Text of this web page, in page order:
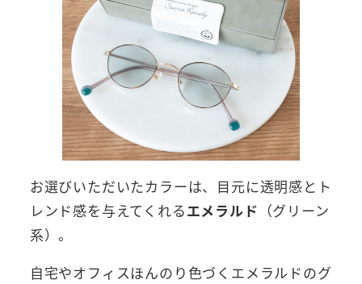
お選びいただいたカラーは、目元に透明感とト
レンド感を与えてくれるエメラルド （グリーン
系）。
自宅やオフィスほんのり色づくエメラルドのグ